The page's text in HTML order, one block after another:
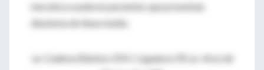
mecánica usada en pacientes que presentan
diastema de línea media.
ce: Cadena Elástica 31% I: Ligadura 5% ar: Arco de